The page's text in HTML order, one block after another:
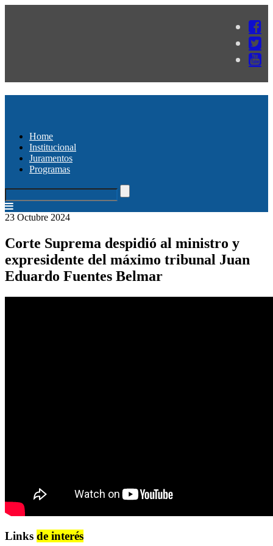
Home
Institucional
Juramentos
Programas
23 Octubre 2024
Corte Suprema despidió al ministro y
expresidente del máximo tribunal Juan
Eduardo Fuentes Belmar
Links de interés